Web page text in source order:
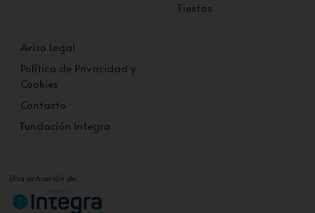
Fiestas
Aviso Legal
Política de Privacidad y
Cookies
Contacto
Fundación Integra
Una actuación de: